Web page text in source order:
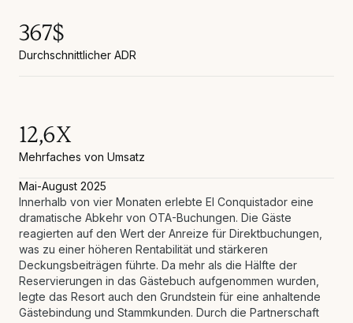
367$
Durchschnittlicher ADR
12,6X
Mehrfaches von Umsatz
Mai-August 2025
Innerhalb von vier Monaten erlebte El Conquistador eine
dramatische Abkehr von OTA-Buchungen. Die Gäste
reagierten auf den Wert der Anreize für Direktbuchungen,
was zu einer höheren Rentabilität und stärkeren
Deckungsbeiträgen führte. Da mehr als die Hälfte der
Reservierungen in das Gästebuch aufgenommen wurden,
legte das Resort auch den Grundstein für eine anhaltende
Gästebindung und Stammkunden. Durch die Partnerschaft